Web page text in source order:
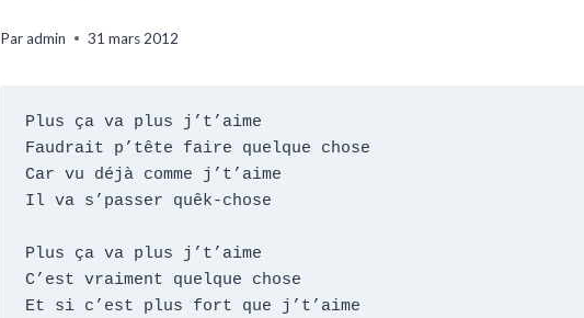
Paradmin 31 mars 2012
Plus ça va plus j’t’aime
Faudrait p’tête faire quelque chose
Car vu déjà comme j’t’aime
Il va s’passer quêk-chose
Plus ça va plus j’t’aime
C’est vraiment quelque chose
Et si c’est plus fort que j’t’aime